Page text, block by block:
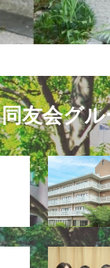
同友会グ